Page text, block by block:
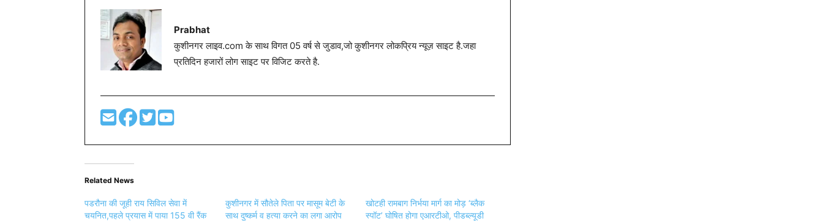
Prabhat
कुशीनगर लाइव.com के साथ विगत 05 वर्ष से जुडाव,जो कुशीनगर लोकप्रिय न्यूज़ साइट है.जहा
प्रतिदिन हजारों लोग साइट पर विजिट करते है.
Related News
पडरौना की जूही राय सिविल सेवा में
चयनित,पहले प्रयास में पाया 155 वी रैंक
कुशीनगर में सौतेले पिता पर मासूम बेटी के
साथ दुष्कर्म व हत्या करने का लगा आरोप
खोटही रामबाग निर्भया मार्ग का मोड़ ‘ब्लैक
स्पॉट’ घोषित होगा एआरटीओ, पीडब्ल्यूडी